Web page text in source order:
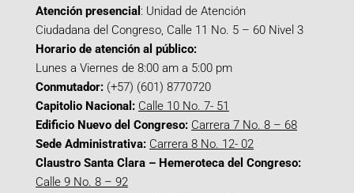
Atención presencial : Unidad de Atención
Ciudadana del Congreso, Calle 11 No. 5 – 60 Nivel 3
Horario de atención al público:
Lunes a Viernes de 8:00 am a 5:00 pm
Conmutador: (+57) (601) 8770720
Capitolio Nacional: Calle 10 No. 7- 51
Edificio Nuevo del Congreso: Carrera 7 No. 8 – 68
Sede Administrativa: Carrera 8 No. 12- 02
Claustro Santa Clara – Hemeroteca del Congreso:
Calle 9 No. 8 – 92